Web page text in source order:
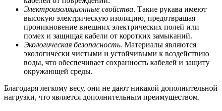
Электроизоляционные свойства. Такие рукава имеют
высокую электрическую изоляцию, предотвращая
проникновение внешних электрических полей или
помех и защищая кабели от коротких замыканий.
Экологическая безопасность. Материалы являются
экологически чистыми и устойчивыми к воздействию
воды, что обеспечивает сохранность кабелей и защиту
окружающей среды.
Благодаря легкому весу, они не дают никакой дополнительной
нагрузки, что является дополнительным преимуществом.